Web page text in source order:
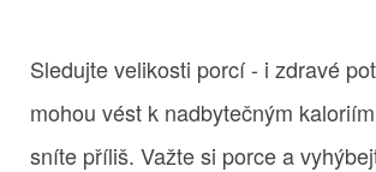
Sledujte velikosti porcí - i zdravé
mohou vést k nadbytečným
sníte příliš. Važte si porce a